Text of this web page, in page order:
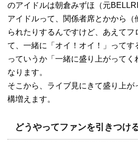
のアイドルは朝倉みずほ（元
アイドルって、関係者席とかから（
られたりするんですけど、あえてフ
て、一緒に「オイ！オイ！」ってす
っていうか「一緒に盛り上がってく
なります。
そこから、ライブ見にきて盛り上が
構増えます。
どうやってファンを引きつけ